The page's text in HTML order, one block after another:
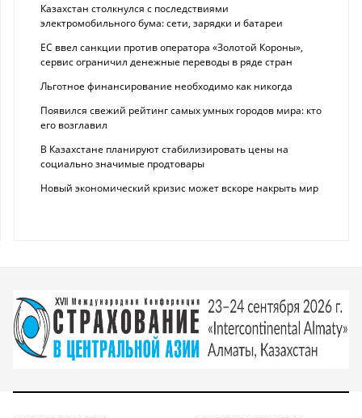
Казахстан столкнулся с последствиями
электромобильного бума: сети, зарядки и батареи
ЕС ввел санкции против оператора «Золотой Короны»,
сервис ограничил денежные переводы в ряде стран
Льготное финансирование необходимо как никогда
Появился свежий рейтинг самых умных городов мира: кто
его возглавил
В Казахстане планируют стабилизировать цены на
социально значимые продтовары
Новый экономический кризис может вскоре накрыть мир